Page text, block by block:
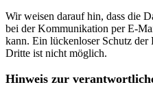
Wir weisen darauf hin, dass die
bei der Kommunikation per E-
kann. Ein lückenloser Schutz
Dritte ist nicht möglich.
Hinweis zur